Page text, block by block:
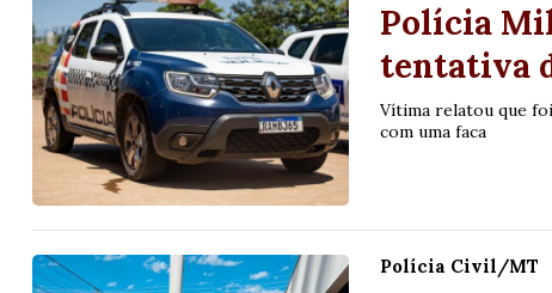
Polícia
tentativa
Vítima relatou que
com uma faca
Polícia Civil/MT